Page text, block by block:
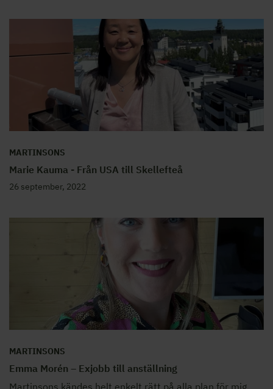
MARTINSONS
Marie Kauma - Från USA till Skellefteå
26 september, 2022
MARTINSONS
Emma Morén – Exjobb till anställning
Martinsons kändes helt enkelt rätt på alla plan för mig,